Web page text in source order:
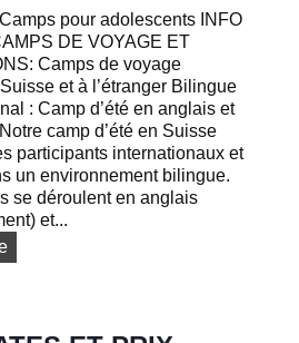
T
A
R
I
F
A
É
D
E
S
U
R
V
I
E
E
N
S
pour adolescents INFO
DE VOYAGE ET
Camps de voyage
et à l’étranger Bilingue
: Camp d’été en anglais et
camp d’été en Suisse
participants internationaux et
un environnement bilingue.
se déroulent en anglais
et...
N
o
a